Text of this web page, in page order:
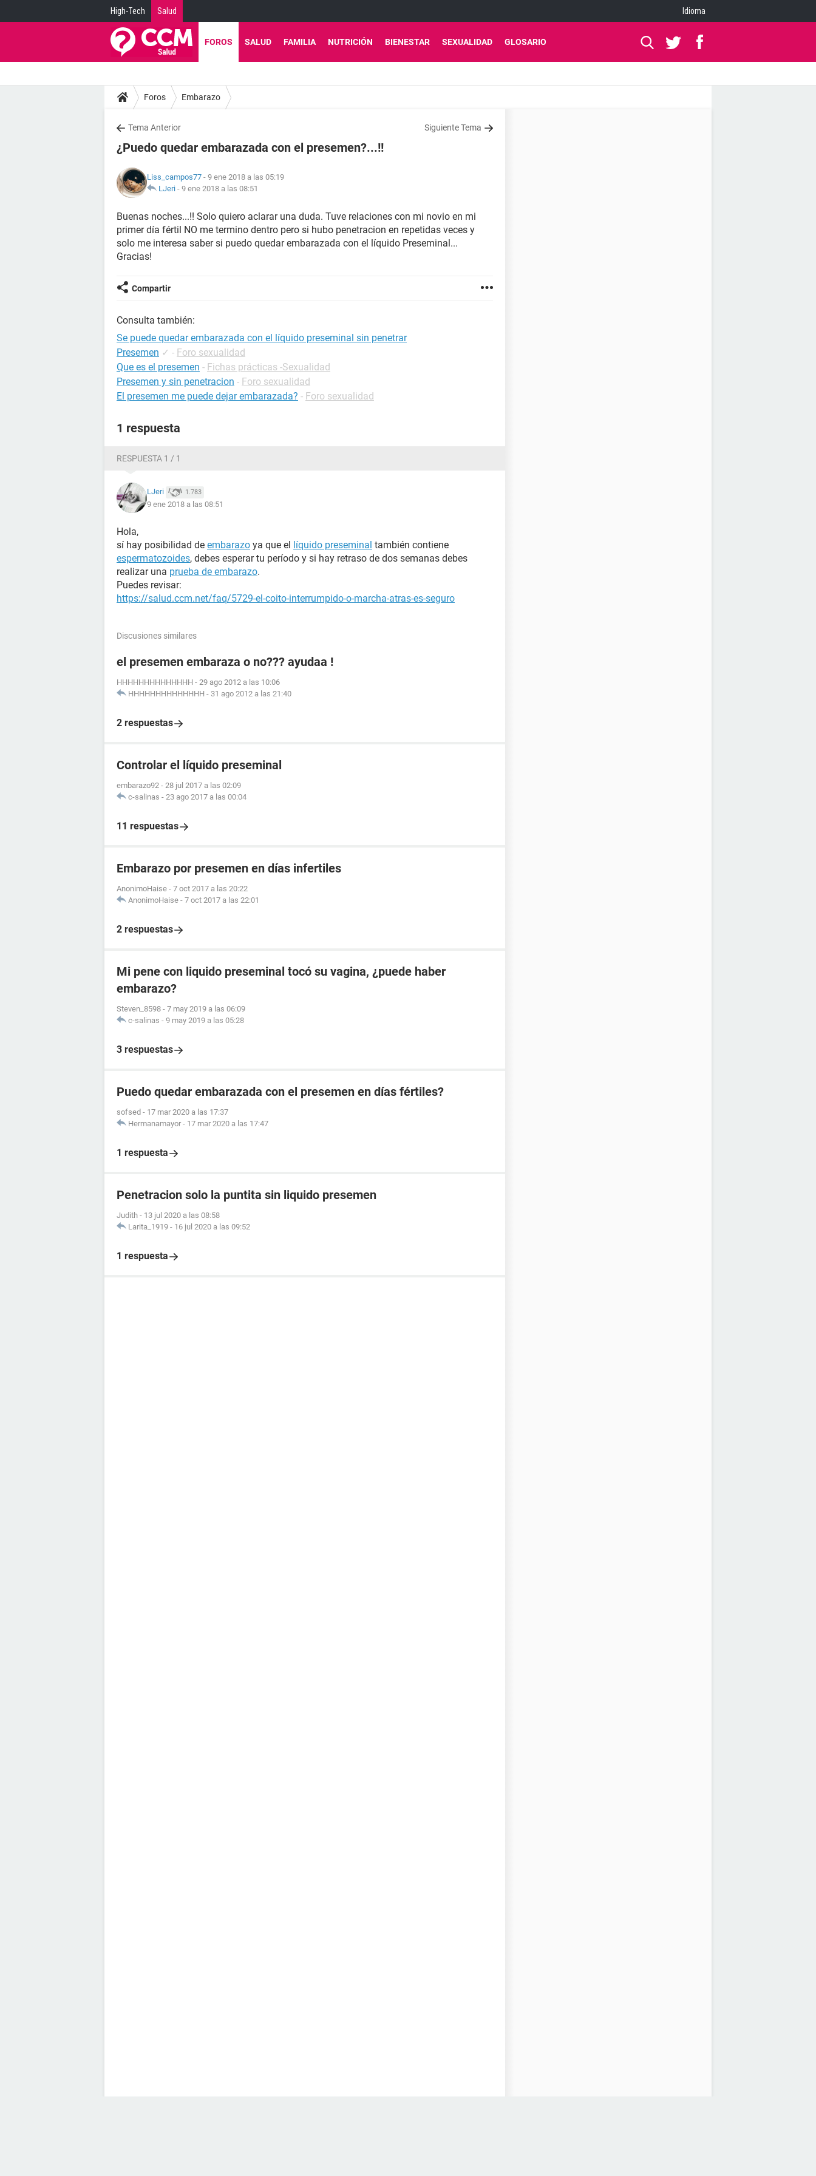
High-Tech Salud Idioma
FOROS SALUD FAMILIA NUTRICIÓN BIENESTAR SEXUALIDAD GLOSARIO
Foros Embarazo
Tema Anterior Siguiente Tema
¿Puedo quedar embarazada con el presemen?...!!
Liss_campos77 - 9 ene 2018 a las 05:19
LJeri - 9 ene 2018 a las 08:51
Buenas noches...!! Solo quiero aclarar una duda. Tuve relaciones con mi novio en mi
primer día fértil NO me termino dentro pero si hubo penetracion en repetidas veces y
solo me interesa saber si puedo quedar embarazada con el líquido Preseminal...
Gracias!
Compartir
Consulta también:
Se puede quedar embarazada con el líquido preseminal sin penetrar
Presemen ✓ - Foro sexualidad
Que es el presemen - Fichas prácticas -Sexualidad
Presemen y sin penetracion - Foro sexualidad
El presemen me puede dejar embarazada? - Foro sexualidad
1 respuesta
RESPUESTA 1 / 1
LJeri 1.783
9 ene 2018 a las 08:51
Hola,
sí hay posibilidad de embarazo ya que el líquido preseminal también contiene
espermatozoides, debes esperar tu período y si hay retraso de dos semanas debes
realizar una prueba de embarazo.
Puedes revisar:
https://salud.ccm.net/faq/5729-el-coito-interrumpido-o-marcha-atras-es-seguro
Discusiones similares
el presemen embaraza o no??? ayudaa !
HHHHHHHHHHHHHH - 29 ago 2012 a las 10:06
HHHHHHHHHHHHHH - 31 ago 2012 a las 21:40
2 respuestas
Controlar el líquido preseminal
embarazo92 - 28 jul 2017 a las 02:09
c-salinas - 23 ago 2017 a las 00:04
11 respuestas
Embarazo por presemen en días infertiles
AnonimoHaise - 7 oct 2017 a las 20:22
AnonimoHaise - 7 oct 2017 a las 22:01
2 respuestas
Mi pene con liquido preseminal tocó su vagina, ¿puede haber
embarazo?
Steven_8598 - 7 may 2019 a las 06:09
c-salinas - 9 may 2019 a las 05:28
3 respuestas
Puedo quedar embarazada con el presemen en días fértiles?
sofsed - 17 mar 2020 a las 17:37
Hermanamayor - 17 mar 2020 a las 17:47
1 respuesta
Penetracion solo la puntita sin liquido presemen
Judith - 13 jul 2020 a las 08:58
Larita_1919 - 16 jul 2020 a las 09:52
1 respuesta